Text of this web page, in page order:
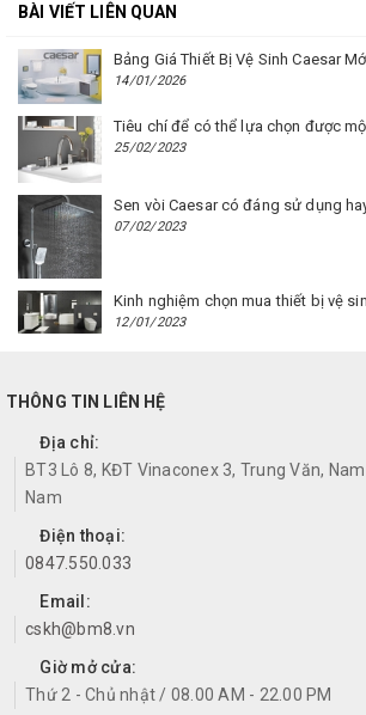
BÀI VIẾT LIÊN QUAN
14/01/2026
25/02/2023
Sen vòi Caesar có đáng sử dụng
07/02/2023
12/01/2023
THÔNG TIN LIÊN HỆ
Địa chỉ:
BT3 Lô 8, KĐT Vinaconex 3, Trung Văn,
Nam
Điện thoại:
0847.550.033
Email:
cskh@bm8.vn
Giờ mở cửa:
Thứ 2 - Chủ nhật / 08.00 AM - 22.00 PM